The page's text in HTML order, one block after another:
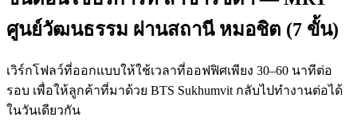
ศูนย์วัฒนธรรม ผ่านสถานี หมอชิต (7 ขั้น)
เวิร์กโฟลว์ที่ออกแบบให้ใช้เวลาที่ออฟฟิศเพียง 30–60 นาทีต่อ
รอบ เพื่อให้ลูกค้าที่มาด้วย BTS Sukhumvit กลับไปทำงานต่อได้
ในวันเดียวกัน